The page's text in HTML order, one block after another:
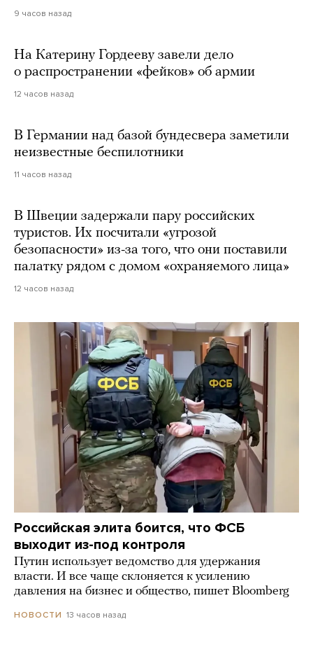
9 часов назад
На Катерину Гордееву завели дело
о распространении «фейков» об армии
12 часов назад
В Германии над базой бундесвера заметили
неизвестные беспилотники
11 часов назад
В Швеции задержали пару российских
туристов. Их посчитали «угрозой
безопасности» из-за того, что они поставили
палатку рядом с домом «охраняемого лица»
12 часов назад
Российская элита боится, что ФСБ
выходит из-под контроля
Путин использует ведомство для удержания
власти. И все чаще склоняется к усилению
давления на бизнес и общество, пишет Bloomberg
НОВОСТИ 13 часов назад